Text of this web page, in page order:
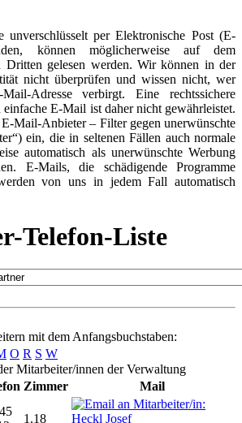
unverschlüsselt per Elektronische Post (E-
können möglicherweise auf dem
Dritten gelesen werden. Wir können in der
nicht überprüfen und wissen nicht, wer
Adresse verbirgt. Eine rechtssichere
E-Mail ist daher nicht gewährleistet.
Mail-Anbieter – Filter gegen unerwünschte
ein, die in seltenen Fällen auch normale
automatisch als unerwünschte Werbung
E-Mails, die schädigende Programme
von uns in jedem Fall automatisch
Telefon-Liste
mit dem Anfangsbuchstaben:
O R S W
Mitarbeiter/innen der Verwaltung
Zimmer
Mail
1.18